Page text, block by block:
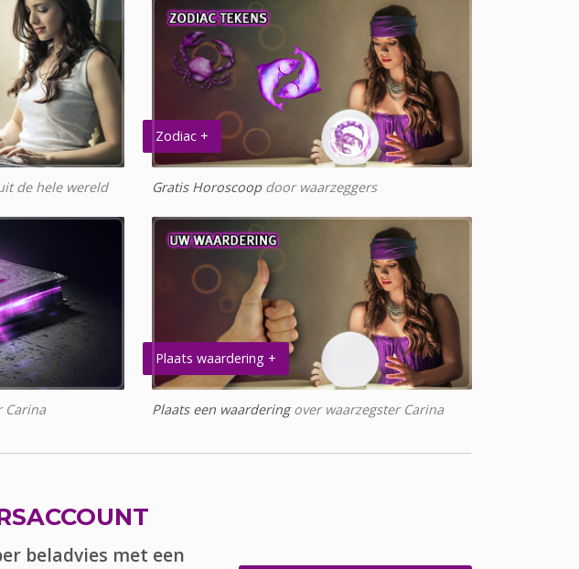
de hele wereld
Zodiac +
Gratis Horoscoopdoor waarzeggers
Carina
Plaats waardering +
Plaats een waarderingover waarzegster Carina
beladvies met een